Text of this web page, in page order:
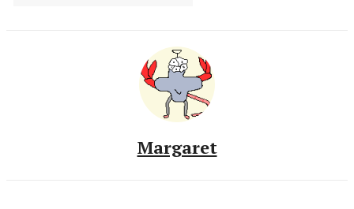
Margaret